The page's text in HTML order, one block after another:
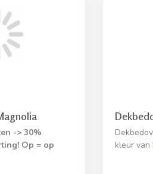
-> 30%
Op = op
kleur van